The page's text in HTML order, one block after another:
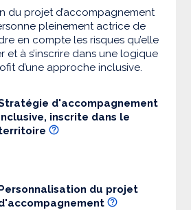
du projet d’accompagnement
pleinement actrice de
en compte les risques qu’elle
et à s’inscrire dans une logique
d’une approche inclusive.
d'accompagnement
inscrite dans le
du projet